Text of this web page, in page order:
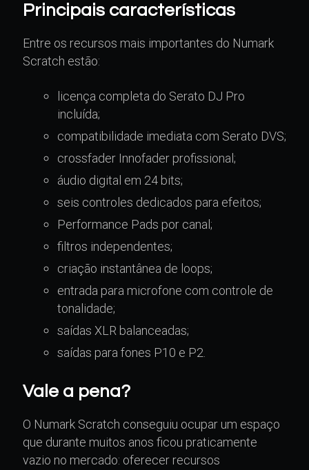
Principais características
Entre os recursos mais importantes do Numark
Scratch estão:
licença completa do Serato DJ Pro
incluída;
compatibilidade imediata com Serato DVS;
crossfader Innofader profissional;
áudio digital em 24 bits;
seis controles dedicados para efeitos;
Performance Pads por canal;
filtros independentes;
criação instantânea de loops;
entrada para microfone com controle de
tonalidade;
saídas XLR balanceadas;
saídas para fones P10 e P2.
Vale a pena?
O Numark Scratch conseguiu ocupar um espaço
que durante muitos anos ficou praticamente
vazio no mercado: oferecer recursos